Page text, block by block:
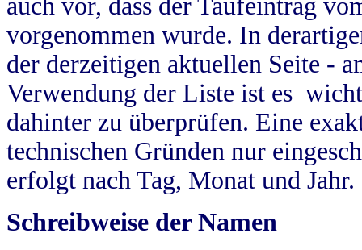
auch vor, dass der Taufeintrag
vorgenommen wurde. In
der derzeitigen aktuellen Seite -
Verwendung der Liste ist es
dahinter zu überprüfen. Eine
technischen Gründen nur
erfolgt nach Tag, Monat und Jahr.
Schreibweise der Namen